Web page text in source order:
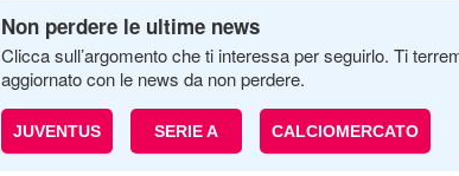
Non perdere le ultime news
Clicca sull’argomento che ti interessa per seguirlo. Ti
aggiornato con le news da non perdere.
JUVENTUS SERIE A CALCIOMERCATO